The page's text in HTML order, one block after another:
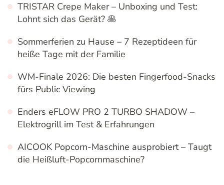
TRISTAR Crepe Maker – Unboxing und Test:
Lohnt sich das Gerät? 🥞
Sommerferien zu Hause – 7 Rezeptideen für
heiße Tage mit der Familie
WM-Finale 2026: Die besten Fingerfood-Snacks
fürs Public Viewing
Enders eFLOW PRO 2 TURBO SHADOW –
Elektrogrill im Test & Erfahrungen
AICOOK Popcorn-Maschine ausprobiert – Taugt
die Heißluft-Popcornmaschine?